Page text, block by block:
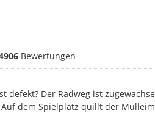
Bewertungen
defekt? Der Radweg ist
dem Spielplatz quillt der